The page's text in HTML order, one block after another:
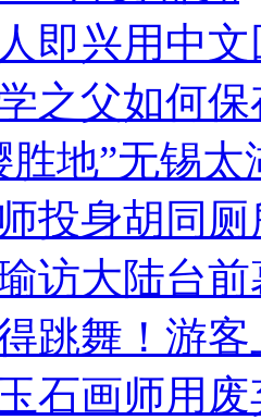
即兴用中
之父如何
胜地”无锡
投身胡同
访大陆台
跳舞！游客
石画师用